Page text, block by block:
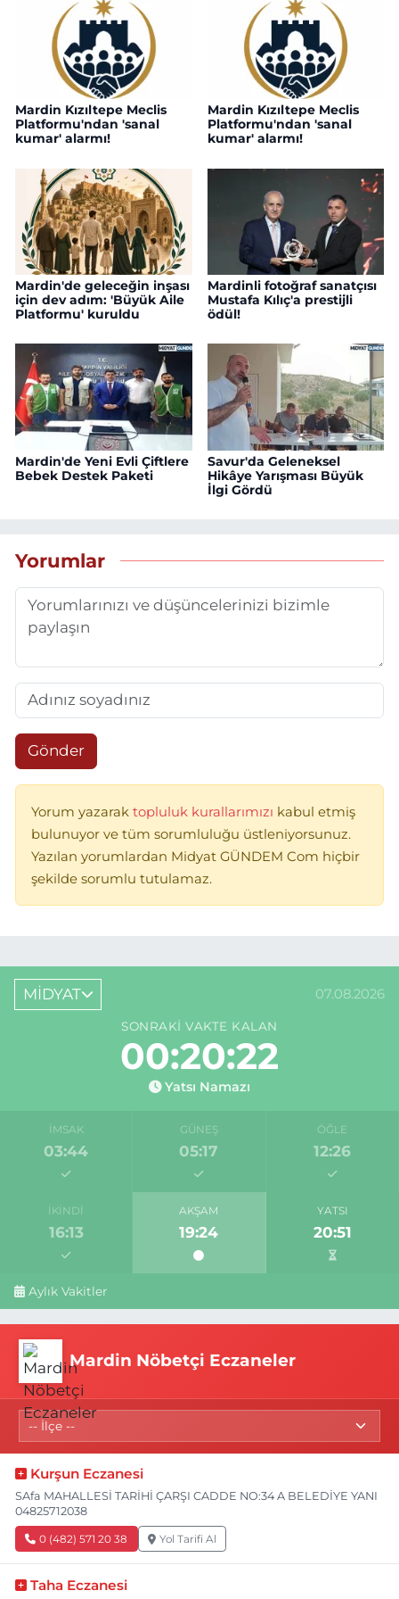
Mardin Kızıltepe Meclis
Platformu'ndan 'sanal
kumar' alarmı!
Mardin Kızıltepe Meclis
Platformu'ndan 'sanal
kumar' alarmı!
Mardin'de geleceğin inşası
için dev adım: 'Büyük Aile
Platformu' kuruldu
Mardinli fotoğraf sanatçısı
Mustafa Kılıç'a prestijli
ödül!
Mardin'de Yeni Evli Çiftlere
Bebek Destek Paketi
Savur'da Geleneksel
Hikâye Yarışması Büyük
İlgi Gördü
Yorumlar
Gönder
Yorum yazarak topluluk kurallarımızı kabul etmiş
bulunuyor ve tüm sorumluluğu üstleniyorsunuz.
Yazılan yorumlardan Midyat GÜNDEM Com hiçbir
şekilde sorumlu tutulamaz.
MİDYAT 07.08.2026
SONRAKI VAKTE KALAN
00:20:22
Yatsı Namazı
İMSAK
03:44
GÜNEŞ
05:17
ÖĞLE
12:26
İKINDI
16:13
AKŞAM
19:24
YATSI
20:51
Aylık Vakitler
Mardin Nöbetçi Eczaneler
Kurşun Eczanesi
SAfa MAHALLESİ TARİHİ ÇARŞI CADDE NO:34 A BELEDİYE YANI
04825712038
0 (482) 571 20 38 Yol Tarifi Al
Taha Eczanesi